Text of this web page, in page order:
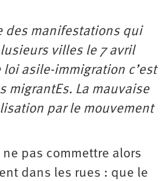
des manifestations qui
villes le 7 avril
asile-immigration c’est
migrantEs. La mauvaise
par le mouvement
ne pas commettre alors
dans les rues : que le